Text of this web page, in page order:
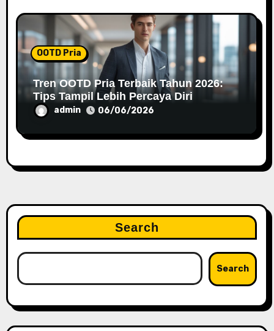
OOTD Pria
Tren OOTD Pria Terbaik Tahun 2026:
Tips Tampil Lebih Percaya Diri
admin 06/06/2026
Search
Search